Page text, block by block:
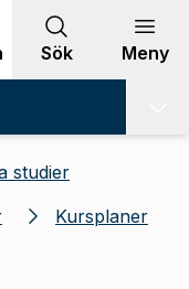
Sök Meny
studier
Kursplaner